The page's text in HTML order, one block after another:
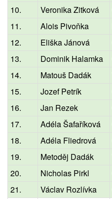
10.
Veronika Zitková
11.
Alois Pivoňka
12.
Eliška Jánová
13.
Dominik Halamka
14.
Matouš Dadák
15.
Jozef Petrík
16.
Jan Rezek
17.
Adéla Šafaříková
18.
Adéla Fliedrová
19.
Metoděj Dadák
20.
Nicholas Pirkl
21.
Václav Rozlívka